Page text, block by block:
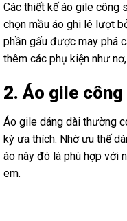
Các thiết kế áo gile công
chọn mầu áo ghi lê lượt
phần gấu được may phá
thêm các phụ kiện như
2. Áo gile
Áo gile dáng dài thường
kỳ ưa thích. Nhờ ưu thế
áo này đó là phù hợp với
em.